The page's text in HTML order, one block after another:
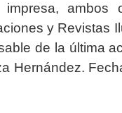
ambos
y Revistas
de la última
Hernández.